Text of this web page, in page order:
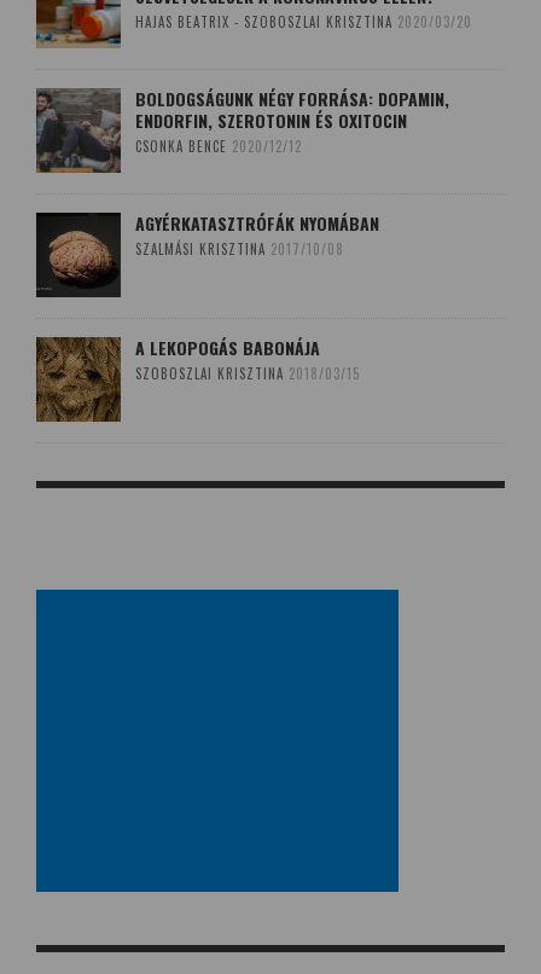
HAJAS BEATRIX - SZOBOSZLAI KRISZTINA 2020/03/20
BOLDOGSÁGUNK NÉGY FORRÁSA: DOPAMIN,
ENDORFIN, SZEROTONIN ÉS OXITOCIN
CSONKA BENCE 2020/12/12
AGYÉRKATASZTRÓFÁK NYOMÁBAN
SZALMÁSI KRISZTINA 2017/10/08
A LEKOPOGÁS BABONÁJA
SZOBOSZLAI KRISZTINA 2018/03/15